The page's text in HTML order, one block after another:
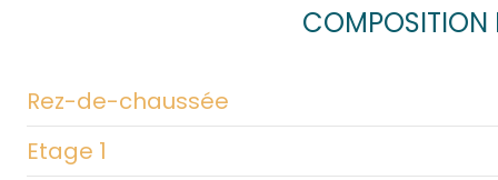
COMPOSITION
Rez-de-chaussée
entrée
Etage 1